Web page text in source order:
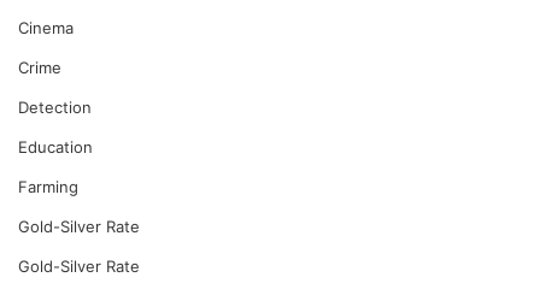
Cinema
Crime
Detection
Education
Farming
Gold-Silver Rate
Gold-Silver Rate